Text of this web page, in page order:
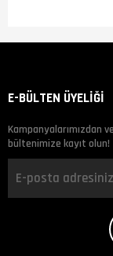
E-BÜLTEN ÜYELİĞİ
Kampanyalarımızdan
bültenimize kayıt olun!